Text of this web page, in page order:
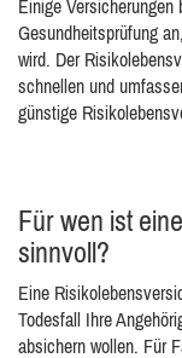
Einige
Gesundheitsprüfung
wird. Der
schnellen und
günstige
Für wen ist
sinnvoll?
Eine
Todesfall Ihre
absichern wollen. Für